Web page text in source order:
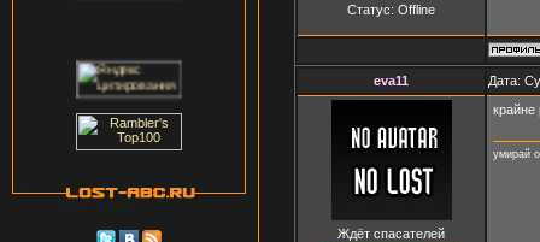
Статус: Offline
eva11 Дата:
Ждёт спасателей
крайне
умирай